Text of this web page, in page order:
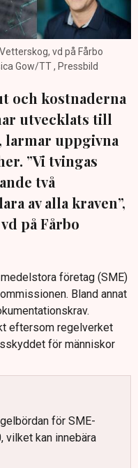
vd på Fårbo
Gow/TT , Pressbild
och kostnaderna
utvecklats till
larmar uppgivna
”Vi tvingas
två
av alla kraven”,
på Fårbo
företag (SME)
Bland annat
eftersom regelverket
för människor
för SME-
vilket kan innebära